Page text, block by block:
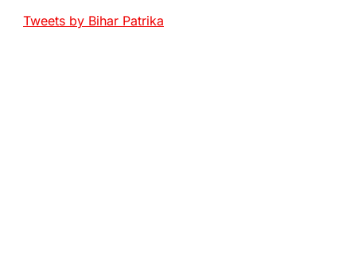
Tweets by Bihar Patrika